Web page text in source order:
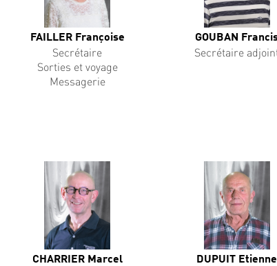
FAILLER Françoise
Secrétaire
Sorties et voyage
Messagerie
GOUBAN
Secrétaire
CHARRIER Marcel DUPUIT Etienne